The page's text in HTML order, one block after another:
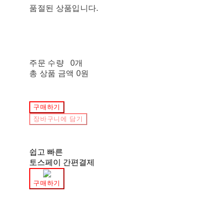
품절된 상품입니다.
주문 수량
0개
총 상품 금액 0원
구매하기
장바구니에 담기
쉽고 빠른
토스페이 간편결제
구매하기